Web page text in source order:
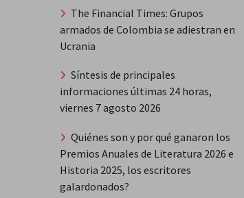
The Financial Times: Grupos
armados de Colombia se adiestran en
Ucrania
Síntesis de principales
informaciones últimas 24 horas,
viernes 7 agosto 2026
Quiénes son y por qué ganaron los
Premios Anuales de Literatura 2026 e
Historia 2025, los escritores
galardonados?